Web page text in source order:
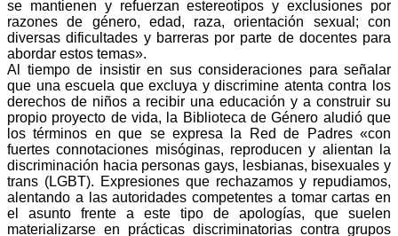
se mantienen y refuerzan estereotipos y exclusiones por
razones de género, edad, raza, orientación sexual; con
diversas dificultades y barreras por parte de docentes para
abordar estos temas».
Al tiempo de insistir en sus consideraciones para señalar
que una escuela que excluya y discrimine atenta contra los
derechos de niños a recibir una educación y a construir su
propio proyecto de vida, la Biblioteca de Género aludió que
los términos en que se expresa la Red de Padres «con
fuertes connotaciones misóginas, reproducen y alientan la
discriminación hacia personas gays, lesbianas, bisexuales y
trans (LGBT). Expresiones que rechazamos y repudiamos,
alentando a las autoridades competentes a tomar cartas en
el asunto frente a este tipo de apologías, que suelen
materializarse en prácticas discriminatorias contra grupos